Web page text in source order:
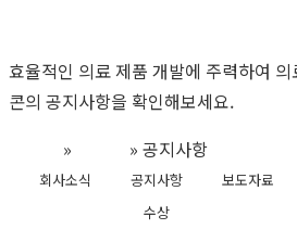
효율적인 의료 제품 개발에 주력하여
콘의 공지사항을 확인해보세요.
» » 공지사항
회사소식 공지사항
보도자료
수상